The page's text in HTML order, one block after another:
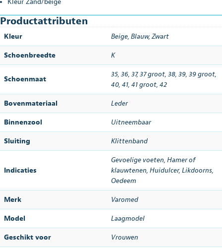
Productattributen
Kleur Beige, Blauw, Zwart
Schoenbreedte K
Schoenmaat
35, 36, 37,37 groot, 38, 39, 39 groot,
40, 41, 41 groot, 42
Bovenmateriaal Leder
Binnenzool Uitneembaar
Sluiting Klittenband
Indicaties
Gevoelige voeten, Hamer of
klauwtenen, Huidulcer, Likdoorns,
Oedeem
Merk Varomed
Model Laagmodel
Geschikt voor Vrouwen